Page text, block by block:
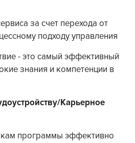
за счет перехода от
подходу управления
- это самый эффективный
знания и компетенции в
Карьерное
программы эффективно